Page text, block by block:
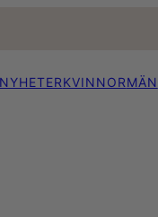
NYHETERKVINNORMÄN